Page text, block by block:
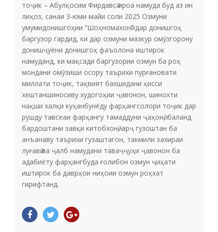
тоҷик – Абулқосим Фирдавсӣ ироа намуда буд аз ин
лиҳоз, санаи 3-юми майи соли 2025 Озмуни
умумидонишгоҳии “Шоҳномахонӣ” дар донишгоҳ
баргузор гардид, ки дар озмуни мазкур омӯзгорону
донишҷуёни донишгоҳ фаъолона иштирок
намуданд, ки мақсади баргузории озмун ба роҳ
мондани омӯзиши осору таърихи пурғановати
миллати тоҷик, тақвият бахшидани ҳисси
хештаншиносиву худогоҳии ҷавонон, шинохти
нақши халқи куҳанбунёду фарҳангсолори тоҷик дар
рушду тавсеаи фарҳангу тамаддуни ҷаҳонӣ, баланд
бардоштани завқи китобхонӣ, арҷ гузоштан ба
анъанаву таърихи гузаштагон, такмили захираи
луғавӣ ва ҷалб намудани таваҷҷуҳи ҷавонон ба
адабиёту фарҳангбуда ғолибон озмун ҷиҳати
иштирок ба даврҳои ниҳоии озмун роҳхат
гирифтанд.